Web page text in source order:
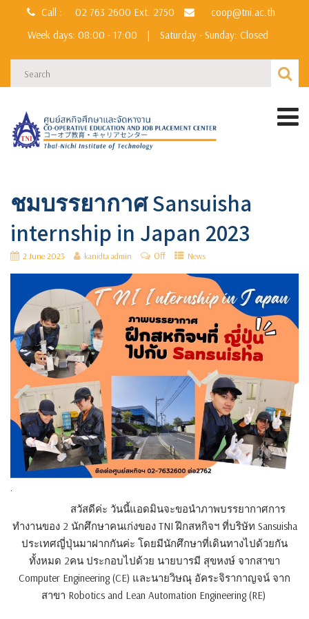
Call : 02 763 2600 Ext. 2750
coop@tni.ac.th
Week days: 08:00 - 17:00
| Saturday - Sunday: Closed
ชมบรรยากาศ Sansuisha
internship in Japan 2023
2 June 2023 kanidta admin Off News
.
สวัสดีค่ะ วันนี้แอดมินจะขอนำภาพบรรยากาศการ
ทำงานของ 2 นักศึกษาคนเก่งของ TNI ฝึกสหกิจฯ ที่บริษัท Sansuisha
ประเทศญี่ปุ่นมาฝากกันค่ะ โดยมีนักศึกษาที่เดินทางไปด้วยกัน
ทั้งหมด 2คน ประกอบไปด้วย นายบารมี สุขหงษ์ จากสาขา
Computer Engineering (CE) และนายวิษณุ อัคระจิรากาญจน์ จาก
สาขา Robotics and Lean Automation Engineering (RE)